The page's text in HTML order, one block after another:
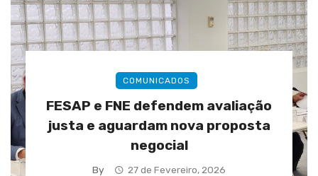
COMUNICADOS
FESAP e FNE defendem avaliação
justa e aguardam nova proposta
negocial
By 27 de Fevereiro, 2026